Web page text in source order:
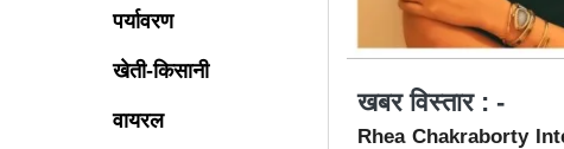
पर्यावरण
खेती-किसानी
वायरल
खबर विस्तार : -
Rhea Chakraborty